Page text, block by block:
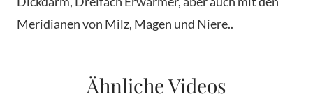
Meridianen von Milz, Magen und Niere..
Ähnliche Videos